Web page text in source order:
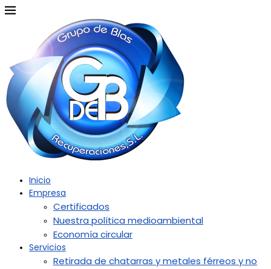
Inicio
Empresa
Certificados
Nuestra política medioambiental
Economía circular
Servicios
Retirada de chatarras y metales férreos y no